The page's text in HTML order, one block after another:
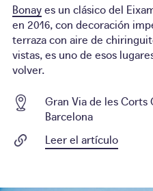
Bonayes un clásico del
en 2016, con decoración
terraza con aire de
vistas, es uno de esos
volver.
Gran Via de les Corts
Barcelona
Leer el artículo